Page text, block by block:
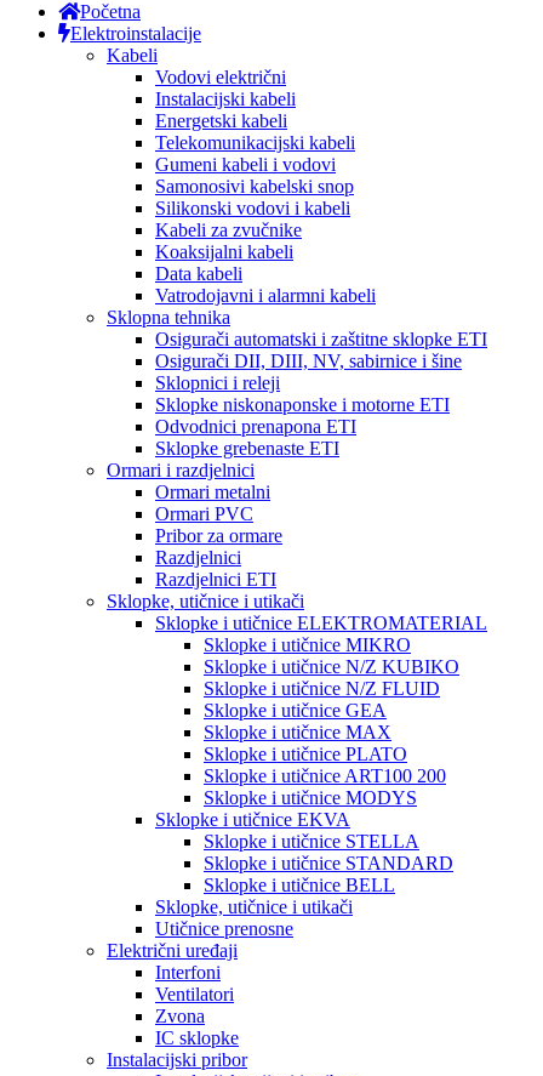
Početna
Elektroinstalacije
Kabeli
Vodovi električni
Instalacijski kabeli
Energetski kabeli
Telekomunikacijski kabeli
Gumeni kabeli i vodovi
Samonosivi kabelski snop
Silikonski vodovi i kabeli
Kabeli za zvučnike
Koaksijalni kabeli
Data kabeli
Vatrodojavni i alarmni kabeli
Sklopna tehnika
Osigurači automatski i zaštitne sklopke ETI
Osigurači DII, DIII, NV, sabirnice i šine
Sklopnici i releji
Sklopke niskonaponske i motorne ETI
Odvodnici prenapona ETI
Sklopke grebenaste ETI
Ormari i razdjelnici
Ormari metalni
Ormari PVC
Pribor za ormare
Razdjelnici
Razdjelnici ETI
Sklopke, utičnice i utikači
Sklopke i utičnice ELEKTROMATERIAL
Sklopke i utičnice MIKRO
Sklopke i utičnice N/Z KUBIKO
Sklopke i utičnice N/Z FLUID
Sklopke i utičnice GEA
Sklopke i utičnice MAX
Sklopke i utičnice PLATO
Sklopke i utičnice ART100 200
Sklopke i utičnice MODYS
Sklopke i utičnice EKVA
Sklopke i utičnice STELLA
Sklopke i utičnice STANDARD
Sklopke i utičnice BELL
Sklopke, utičnice i utikači
Utičnice prenosne
Električni uređaji
Interfoni
Ventilatori
Zvona
IC sklopke
Instalacijski pribor